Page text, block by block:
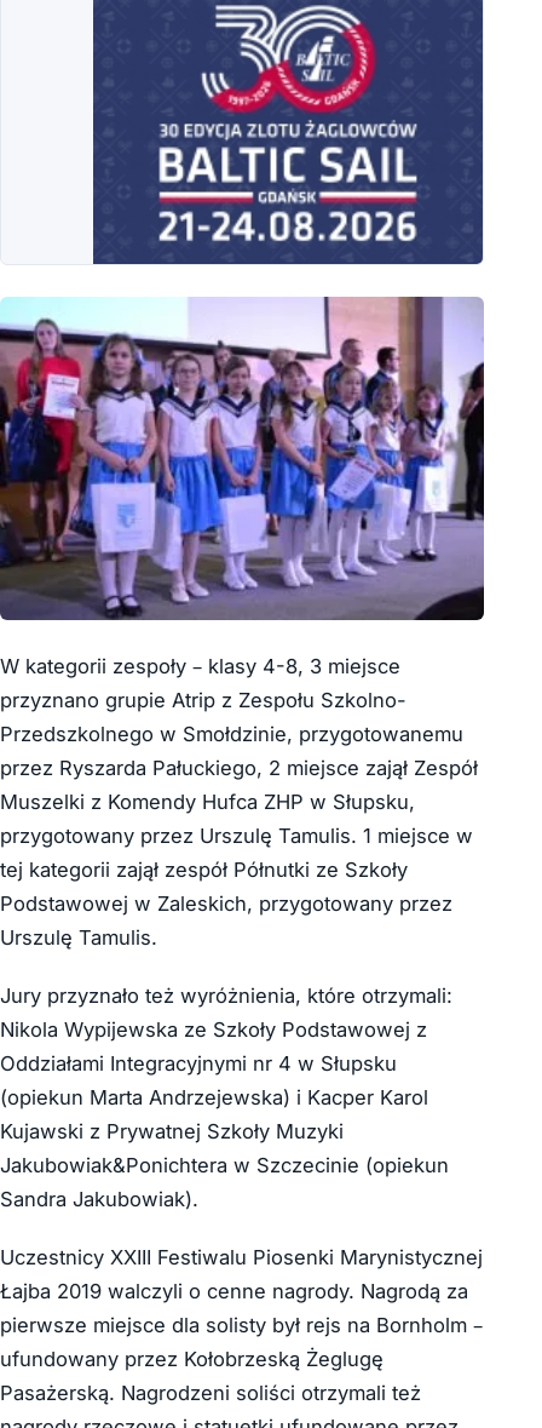
W kategorii zespoły – klasy 4-8, 3 miejsce
przyznano grupie Atrip z Zespołu Szkolno-
Przedszkolnego w Smołdzinie, przygotowanemu
przez Ryszarda Pałuckiego, 2 miejsce zajął Zespół
Muszelki z Komendy Hufca ZHP w Słupsku,
przygotowany przez Urszulę Tamulis. 1 miejsce w
tej kategorii zajął zespół Półnutki ze Szkoły
Podstawowej w Zaleskich, przygotowany przez
Urszulę Tamulis.
Jury przyznało też wyróżnienia, które otrzymali:
Nikola Wypijewska ze Szkoły Podstawowej z
Oddziałami Integracyjnymi nr 4 w Słupsku
(opiekun Marta Andrzejewska) i Kacper Karol
Kujawski z Prywatnej Szkoły Muzyki
Jakubowiak&Ponichtera w Szczecinie (opiekun
Sandra Jakubowiak).
Uczestnicy XXIII Festiwalu Piosenki Marynistycznej
Łajba 2019 walczyli o cenne nagrody. Nagrodą za
pierwsze miejsce dla solisty był rejs na Bornholm –
ufundowany przez Kołobrzeską Żeglugę
Pasażerską. Nagrodzeni soliści otrzymali też